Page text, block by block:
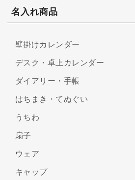
名入れ商品
壁掛けカレンダー
デスク・卓上カレンダー
ダイアリー・手帳
はちまき・てぬぐい
うちわ
扇子
ウェア
キャップ